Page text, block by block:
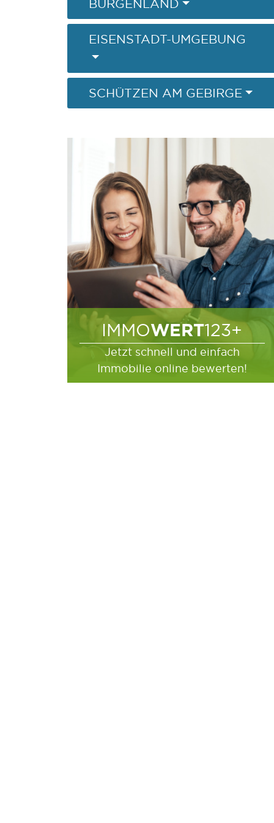
BURGENLAND
EISENSTADT-UMGEBUNG
SCHÜTZEN AM GEBIRGE
IMMOWERT123+
Jetzt schnell und einfach
Immobilie online bewerten!